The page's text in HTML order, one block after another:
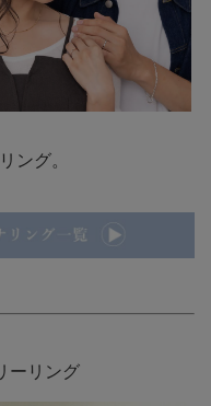
ング。
ーリング